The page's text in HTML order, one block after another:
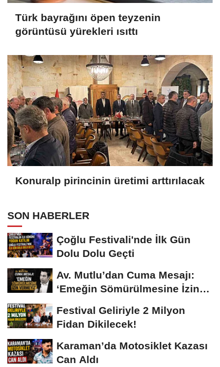
Türk bayrağını öpen teyzenin
görüntüsü yürekleri ısıttı
Konuralp pirincinin üretimi arttırılacak
SON HABERLER
Çoğlu Festivali'nde İlk Gün
Dolu Dolu Geçti
Av. Mutlu’dan Cuma Mesajı:
‘Emeğin Sömürülmesine İzin
Festival Geliriyle 2 Milyon
Fidan Dikilecek!
Karaman’da Motosiklet Kazası
Can Aldı